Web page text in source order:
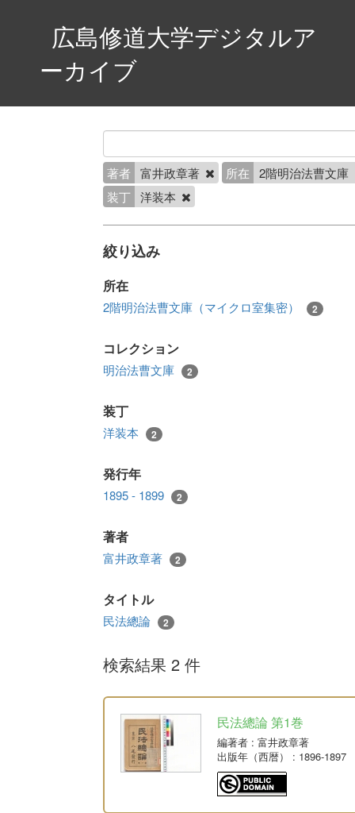
広島修道大学デジタルア
ーカイブ
著者 富井政章著 所在
2階明治法曹文
装丁 洋装本
絞り込み
所在
2階明治法曹文庫（マイクロ室集密） 2
コレクション
明治法曹文庫 2
装丁
洋装本 2
発行年
1895 - 1899 2
著者
富井政章著 2
タイトル
民法總論 2
検索結果 2 件
民法總論 第1巻
編著者 : 富井政章著
出版年（西暦）
: 1896-1897